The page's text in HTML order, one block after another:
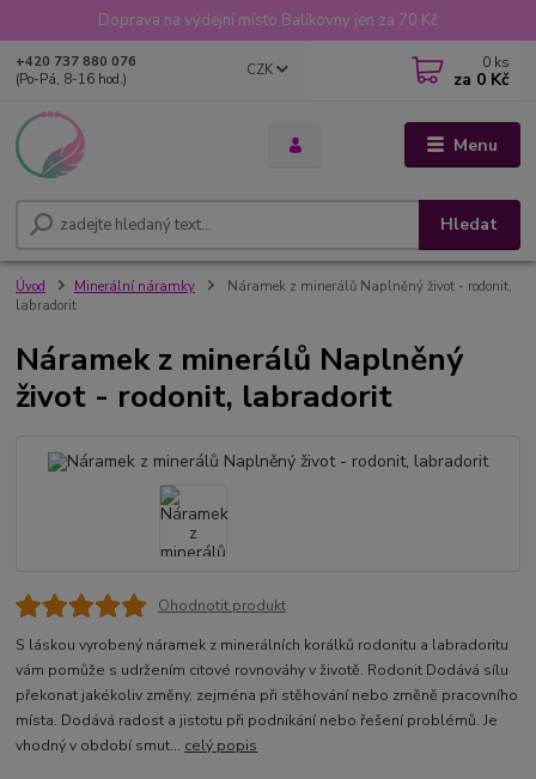
Doprava na výdejní místo Balíkovny jen za 70 Kč
Menu
CZK
Hledat
+420 737 880 076
(Po-Pá, 8-16 hod.)
0 ks
za 0 Kč
Úvod Minerální náramky
Náramek z minerálů Naplněný život - rodonit,
labradorit
Náramek z minerálů Naplněný
život - rodonit, labradorit
Ohodnotit produkt
S láskou vyrobený náramek z minerálních korálků rodonitu a labradoritu
vám pomůže s udržením citové rovnováhy v životě. Rodonit Dodává sílu
překonat jakékoliv změny, zejména při stěhování nebo změně pracovního
místa. Dodává radost a jistotu při podnikání nebo řešení problémů. Je
vhodný v období smut... celý popis